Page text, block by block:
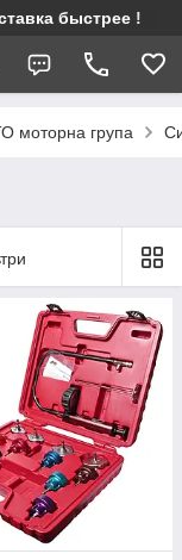
быстрее !
моторна група